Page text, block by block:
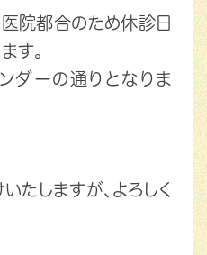
院都合のため休診日
す。
ダーの通りとなりま
たしますが、よろしく